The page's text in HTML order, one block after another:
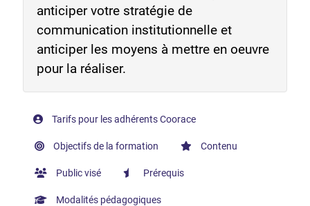
anticiper votre stratégie de
communication institutionnelle et
anticiper les moyens à mettre en oeuvre
pour la réaliser.
Tarifs pour les adhérents Coorace
Objectifs de la formation Contenu
Public visé Prérequis
Modalités pédagogiques